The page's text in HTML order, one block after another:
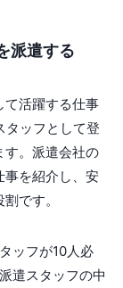
派遣する
て活躍する仕事
タッフとして登
す。派遣会社の
事を紹介し、安
です。
ッフが10人必
遣スタッフの中